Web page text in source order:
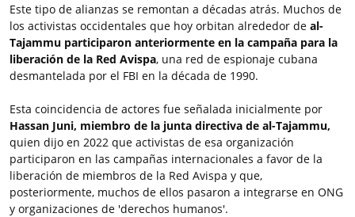
Este tipo de alianzas se remontan a décadas atrás. Muchos de
los activistas occidentales que hoy orbitan alrededor de al-
Tajammu participaron anteriormente en la campaña para la
liberación de la Red Avispa, una red de espionaje cubana
desmantelada por el FBI en la década de 1990.
Esta coincidencia de actores fue señalada inicialmente por
Hassan Juni, miembro de la junta directiva de al-Tajammu,
quien dijo en 2022 que activistas de esa organización
participaron en las campañas internacionales a favor de la
liberación de miembros de la Red Avispa y que,
posteriormente, muchos de ellos pasaron a integrarse en ONG
y organizaciones de 'derechos humanos'.